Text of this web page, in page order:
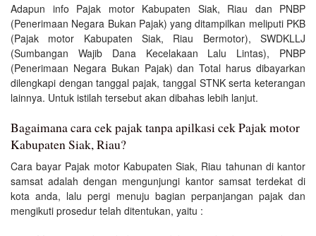
Adapun info Pajak motor Kabupaten Siak, Riau dan PNBP
(Penerimaan Negara Bukan Pajak) yang ditampilkan meliputi PKB
(Pajak motor Kabupaten Siak, Riau Bermotor), SWDKLLJ
(Sumbangan Wajib Dana Kecelakaan Lalu Lintas), PNBP
(Penerimaan Negara Bukan Pajak) dan Total harus dibayarkan
dilengkapi dengan tanggal pajak, tanggal STNK serta keterangan
lainnya. Untuk istilah tersebut akan dibahas lebih lanjut.
Bagaimana cara cek pajak tanpa apilkasi cek Pajak motor
Kabupaten Siak, Riau?
Cara bayar Pajak motor Kabupaten Siak, Riau tahunan di kantor
samsat adalah dengan mengunjungi kantor samsat terdekat di
kota anda, lalu pergi menuju bagian perpanjangan pajak dan
mengikuti prosedur telah ditentukan, yaitu :